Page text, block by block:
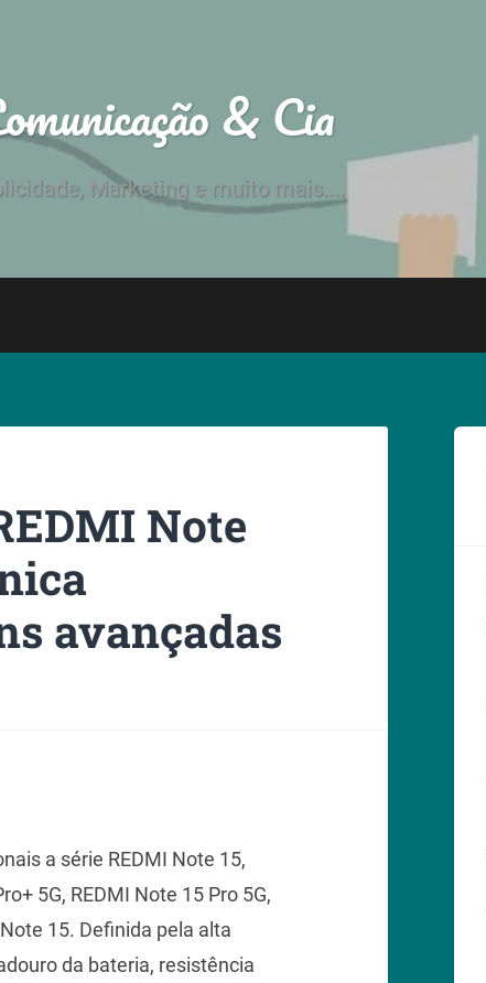
& Cia
Marketing e muito mais....
Note
avançadas
a série REDMI Note 15,
5G, REDMI Note 15 Pro 5G,
15. Definida pela alta
da bateria, resistência